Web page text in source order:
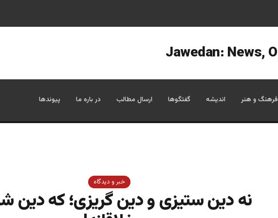
فرهنگ و هنر اندیشه گفتگوها ارسال مطالب در باره ما پیوندها
خبر و دیدگاه
نه دین ستیزی و دین گریزی؛ که دین